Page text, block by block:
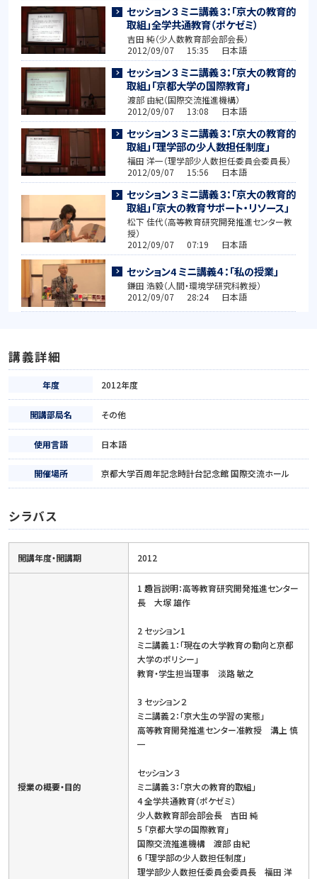
セッション３ ミニ講義３：「京大の教育的
取組」全学共通教育（ポケゼミ）
吉田 純（少人数教育部会部会長）
2012/09/07 15:35 日本語
セッション３ ミニ講義３：「京大の教育的
取組」「京都大学の国際教育」
渡部 由紀（国際交流推進機構）
2012/09/07 13:08 日本語
セッション３ ミニ講義３：「京大の教育的
取組」「理学部の少人数担任制度」
福田 洋一（理学部少人数担任委員会委員長）
2012/09/07 15:56 日本語
セッション３ ミニ講義３：「京大の教育的
取組」「京大の教育サポート・リソース」
松下 佳代（高等教育研究開発推進センター教
授）
2012/09/07 07:19 日本語
セッション4 ミニ講義４：「私の授業」
鎌田 浩毅（人間・環境学研究科教授）
2012/09/07 28:24 日本語
講義詳細
年度 2012年度
開講部局名 その他
使用言語 日本語
開催場所 京都大学百周年記念時計台記念館 国際交流ホール
シラバス
開講年度・開講期 2012
授業の概要・目的
1 趣旨説明：高等教育研究開発推進センター
長 大塚 雄作
2 セッション1
ミニ講義１：「現在の大学教育の動向と京都
大学のポリシー」
教育・学生担当理事 淡路 敏之
3 セッション２
ミニ講義２：「京大生の学習の実態」
高等教育開発推進センター准教授 溝上 慎
一
セッション３
ミニ講義３：「京大の教育的取組」
4 全学共通教育（ポケゼミ）
少人数教育部会部会長 吉田 純
5 「京都大学の国際教育」
国際交流推進機構 渡部 由紀
6 「理学部の少人数担任制度」
理学部少人数担任委員会委員長 福田 洋